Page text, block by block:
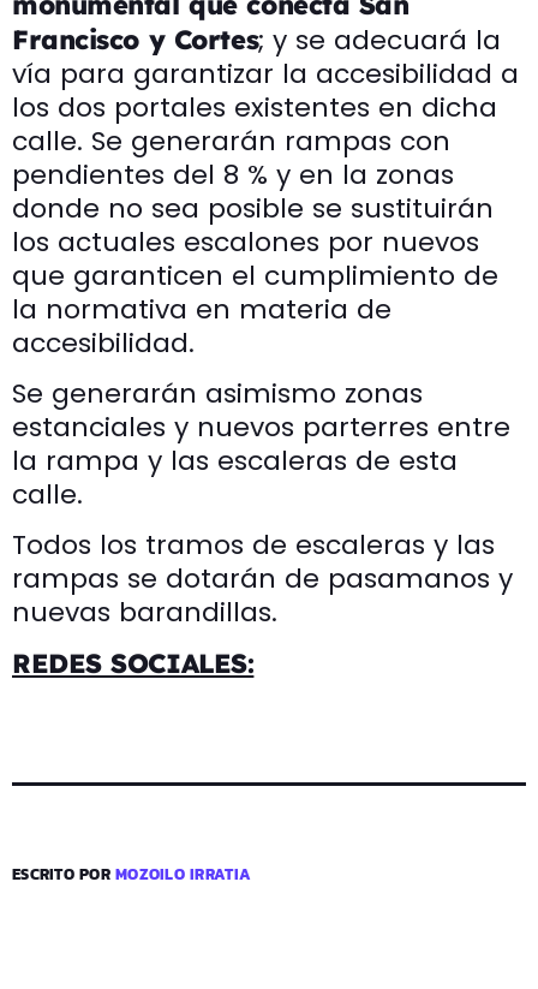
Francisco y Cortes; y se adecuará la
vía para garantizar la accesibilidad a
los dos portales existentes en dicha
calle. Se generarán rampas con
pendientes del 8 % y en la zonas
donde no sea posible se sustituirán
los actuales escalones por nuevos
que garanticen el cumplimiento de
la normativa en materia de
accesibilidad.
Se generarán asimismo zonas
estanciales y nuevos parterres entre
la rampa y las escaleras de esta
calle.
Todos los tramos de escaleras y las
rampas se dotarán de pasamanos y
nuevas barandillas.
REDES SOCIALES:
ESCRITO PORMOZOILO IRRATIA